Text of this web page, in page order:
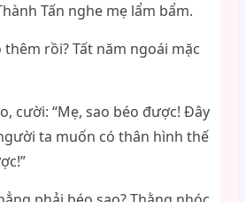
Tấn nghe mẹ lẩm bẩm.
rồi? Tất năm ngoái mặc
cười: “Mẹ, sao béo được! Đây
ta muốn có thân hình thế